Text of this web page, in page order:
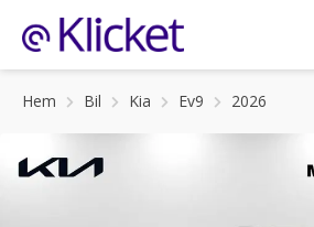
Hem Bil Kia Ev9 2026